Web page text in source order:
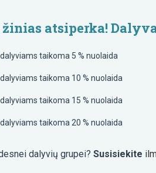
atsiperka!
taikoma 5 % nuolaida
taikoma 10 % nuolaida
taikoma 15 % nuolaida
taikoma 20 % nuolaida
dalyvių grupei? Susisiekite